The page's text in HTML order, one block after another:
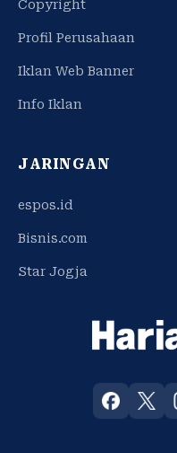
Copyright
Profil Perusahaan
Iklan Web Banner
Info Iklan
JARINGAN
espos.id
Bisnis.com
Star Jogja